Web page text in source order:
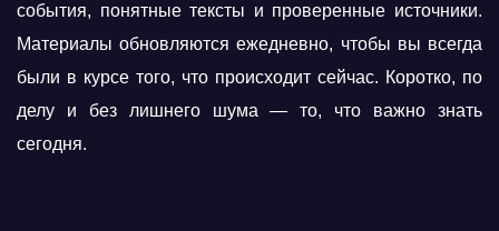
события, понятные тексты и проверенные источники.
Материалы обновляются ежедневно, чтобы вы всегда
были в курсе того, что происходит сейчас. Коротко, по
делу и без лишнего шума — то, что важно знать
сегодня.